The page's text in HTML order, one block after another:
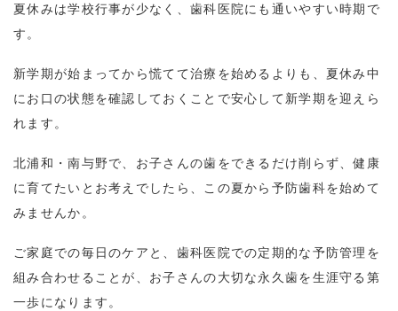
夏休みは学校行事が少なく、歯科医院にも通いやすい時期で
す。
新学期が始まってから慌てて治療を始めるよりも、夏休み中
にお口の状態を確認しておくことで安心して新学期を迎えら
れます。
北浦和・南与野で、お子さんの歯をできるだけ削らず、健康
に育てたいとお考えでしたら、この夏から予防歯科を始めて
みませんか。
ご家庭での毎日のケアと、歯科医院での定期的な予防管理を
組み合わせることが、お子さんの大切な永久歯を生涯守る第
一歩になります。